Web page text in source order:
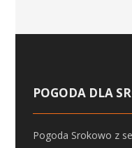
POGODA DLA
Pogoda Srokowo z